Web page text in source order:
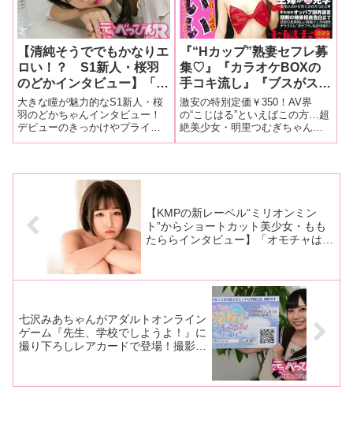
【清純そうででもかなりエ
ロい！？ S1新人・桜羽
のどかインタビュー】「振
動は早いほうがいいですけ
ど、軽めがいいです」「す
ごい好き好きってアプロー
チされてると、私も気にな
に好きなのかな…みたい
大きな瞳が魅力的なS1新人・桜
羽のどかちゃんインタビュー！
デビューのきっかけやプライベ
ートの話もたっぷりきいちゃい
動は早いほうがいいですけど、
軽めがいいです── おもちゃと
『“Hカップ”熟妻セフレ募
集♡』『カラオケBOXの
手コキ流し』『ブスがスケ
ベじゃダメですか？』他…
明里つむぎチャンの表紙が
目印の『実話大報3月号』
本日発売
激安の特別定価￥350！AV界
の“こじはる”といえばこの方…超
絶美少女・明里つむぎちゃんが
表紙の雑誌『実話大報3月号』全
け内容教えちゃいます♡エッチ
【KMPの新レーベル“ミリオンミン
ト”からショートカット美少女・もも
たららインタビュー】「オモチャは家
て、ディスプレイ専用のやつも多いん
七沢みあちゃんがアダルトオンライン
ゲーム『先生、学校でしようよ！』に
撮り下ろしレアカードで登場！撮影は
材！【SPプレゼントも】